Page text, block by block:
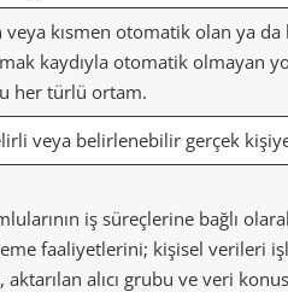
veya kısmen otomatik olan ya
kaydıyla otomatik olmayan
her türlü ortam.
veya belirlenebilir gerçek
iş süreçlerine bağlı
faaliyetlerini; kişisel verileri
aktarılan alıcı grubu ve veri